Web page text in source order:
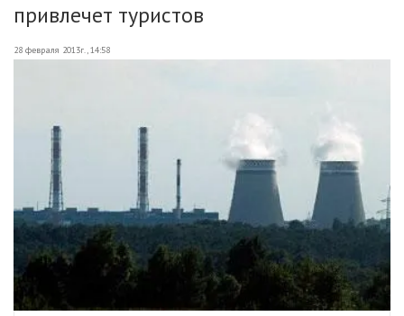
привлечет туристов
28 февраля 2013г., 14:58